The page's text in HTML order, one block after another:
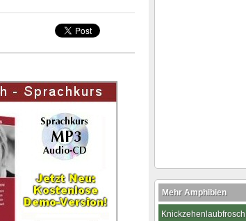
Mehr Amphibien
Knickzehenlaubfrosch